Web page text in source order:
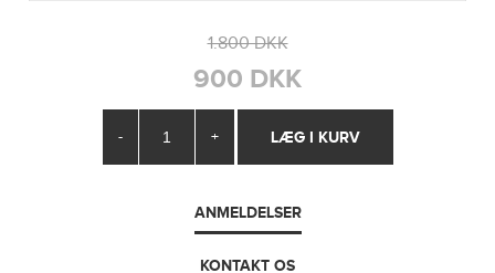
1.800 DKK
900 DKK
- +
ANMELDELSER
KONTAKT OS